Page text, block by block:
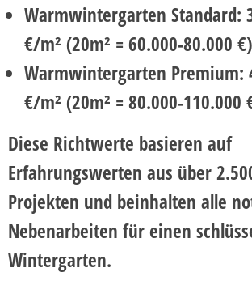
Warmwintergarten Standard:
€/m² (20m² = 60.000-80.000 €)
Warmwintergarten Premium:
€/m² (20m² = 80.000-110.000
Diese Richtwerte basieren auf
Erfahrungswerten aus über
Projekten und beinhalten alle
Nebenarbeiten für einen
Wintergarten.